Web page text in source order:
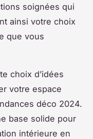
soignées qui
ainsi votre choix
que vous
choix d’idées
votre espace
déco 2024.
base solide pour
intérieure en